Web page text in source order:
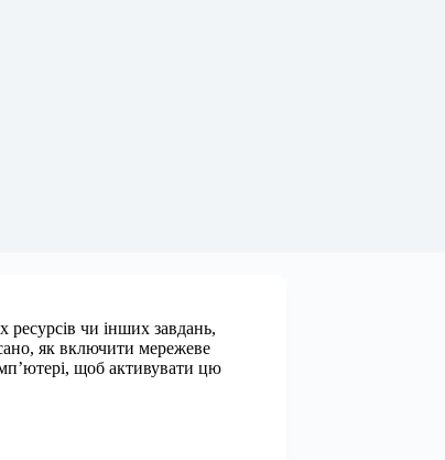
чи інших завдань,
як включити мережеве
щоб активувати цю